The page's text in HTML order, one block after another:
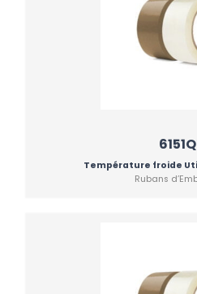
Température froide
Rubans